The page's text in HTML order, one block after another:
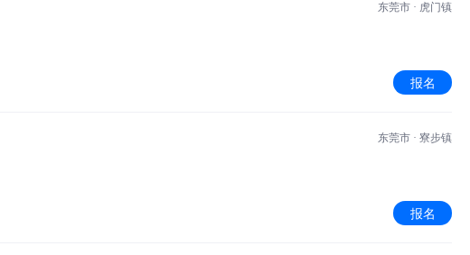
东莞市 · 虎门镇
报名
东莞市 · 寮步镇
报名